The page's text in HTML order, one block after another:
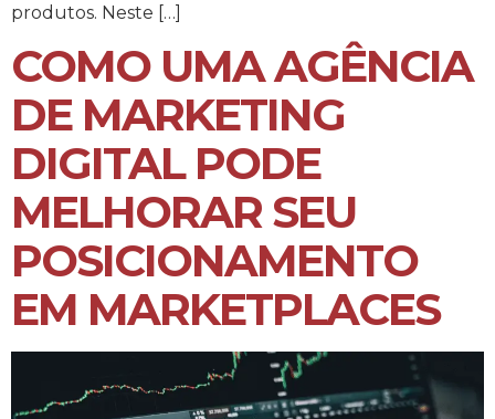
produtos. Neste […]
COMO UMA AGÊNCIA
DE MARKETING
DIGITAL PODE
MELHORAR SEU
POSICIONAMENTO
EM MARKETPLACES